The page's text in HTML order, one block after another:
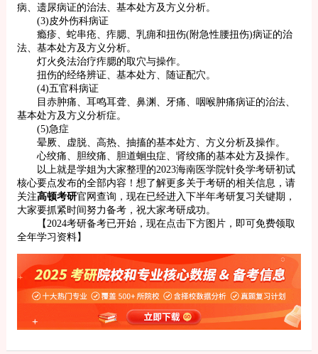
病、遗尿病证的治法、基本处方及方义分析。
(3)皮外伤科病证
瘾疹、蛇串疮、痄腮、乳痈和扭伤(附急性腰扭伤)病证的治
法、基本处方及方义分析。
灯火灸法治疗痄腮的取穴与操作。
扭伤的经络辨证、基本处方、随证配穴。
(4)五官科病证
目赤肿痛、耳鸣耳聋、鼻渊、牙痛、咽喉肿痛病证的治法、
基本处方及方义分析症。
(5)急症
晕厥、虚脱、高热、抽搐的基本处方、方义分析及操作。
心绞痛、胆绞痛、胆道蛔虫症、肾绞痛的基本处方及操作。
以上就是学姐为大家整理的2023海南医学院针灸学考研初试
核心要点发布的全部内容！想了解更多关于考研的相关信息，请
关注高顿考研官网查询，现在已经进入下半年考研复习关键期，
大家要抓紧时间努力备考，祝大家考研成功。
【2024考研备考已开始，现在点击下方图片，即可免费领取
全年学习资料】